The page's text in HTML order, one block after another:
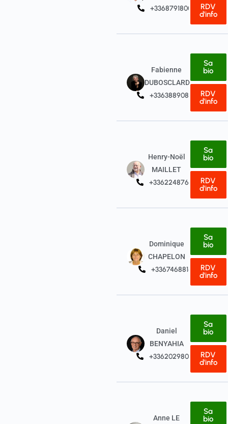
+33687918008
RDV
d'info
Fabienne
DUBOSCLARD
+33638890834
Sa
bio
RDV
d'info
Henry-Noël
MAILLET
+33622487657
Sa
bio
RDV
d'info
Dominique
CHAPELON
+33674688141
Sa
bio
RDV
d'info
Daniel
BENYAHIA
+33620298046
Sa
bio
RDV
d'info
Anne LE
Sa
bio